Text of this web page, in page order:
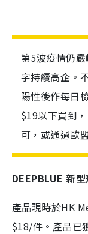
第5波疫情仍
字持續高企。
陽性後作每日
$19以下買到
可，或通過歐
DEEPBLUE 新
產品現時於HK
$18/件。產品已